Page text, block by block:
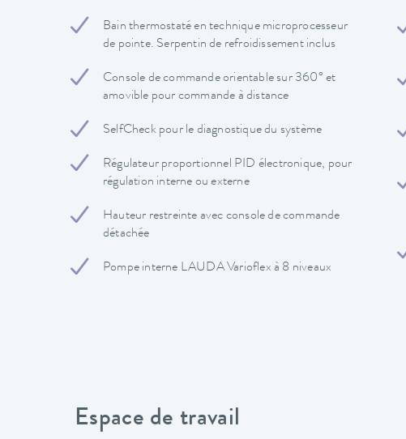
Bain thermostaté en technique microprocesseur
de pointe. Serpentin de refroidissement inclus
Console de commande orientable sur 360° et
amovible pour commande à distance
SelfCheck pour le diagnostique du système
Régulateur proportionnel PID électronique, pour
régulation interne ou externe
Hauteur restreinte avec console de commande
détachée
Pompe interne LAUDA Varioflex à 8 niveaux
Espace de travail